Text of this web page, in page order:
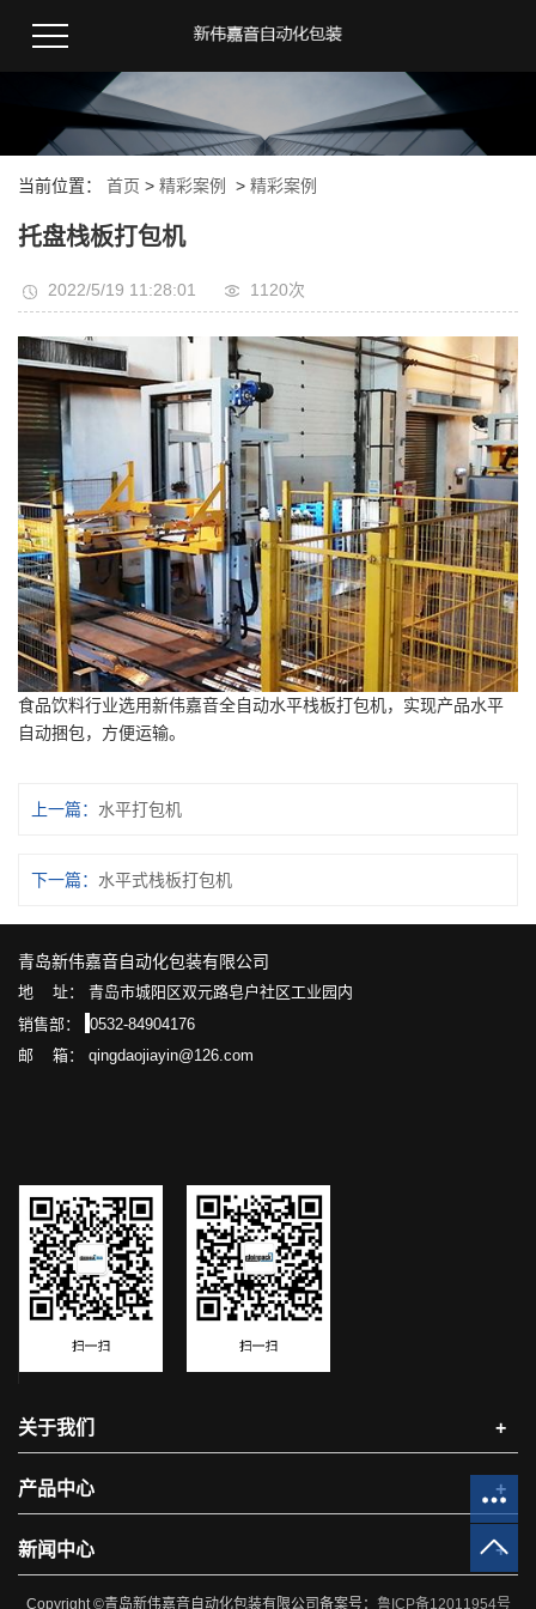
当前位置： 首页 > 精彩案例 > 精彩案例
托盘栈板打包机
2022/5/19 11:28:01 1120次
食品饮料行业选用新伟嘉音全自动水平栈板打包机，实现产品水平
自动捆包，方便运输。
上一篇： 水平打包机
下一篇： 水平式栈板打包机
青岛新伟嘉音自动化包装有限公司
地 址： 青岛市城阳区双元路皂户社区工业园内
销售部：
0532-84904176
邮 箱： qingdaojiayin@126.com
关于我们 +
产品中心 +
新闻中心 +
Copyright ©青岛新伟嘉音自动化包装有限公司备案号： 鲁ICP备12011954号